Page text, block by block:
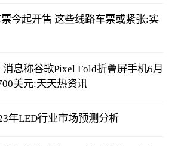
今起开售 这些线路车票或紧张:实
息称谷歌Pixel Fold折叠屏手机6月
美元:天天热资讯
年LED行业市场预测分析